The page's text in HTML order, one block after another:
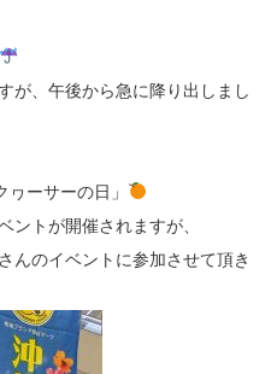
が、午後から急に降り出しまし
ーサーの日」
ントが開催されますが、
んのイベントに参加させて頂き